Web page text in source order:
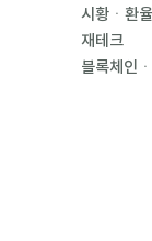
시황ㆍ환율
재테크
블록체인